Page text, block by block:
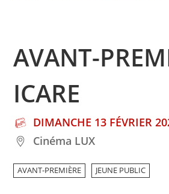
AVANT-
ICARE
DIMANCHE 13 FÉVRIER
Cinéma LUX
AVANT-PREMIÈRE JEUNE PUBLIC